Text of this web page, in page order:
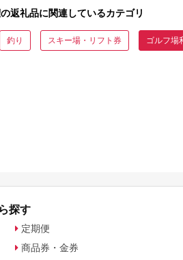
返礼品に関連しているカテゴリ
釣り スキー場・リフト券 ゴルフ場
探す
定期便
商品券・金券